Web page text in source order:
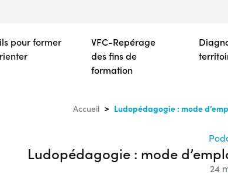
pour former
VFC-Repérage
des fins de
formation
Accueil Ludopédagogie : mode
Ludopédagogie : mode
24